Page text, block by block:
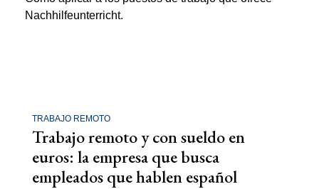
TRABAJO REMOTO
Trabajo remoto y con sueldo en
euros: la empresa que busca
empleados que hablen español